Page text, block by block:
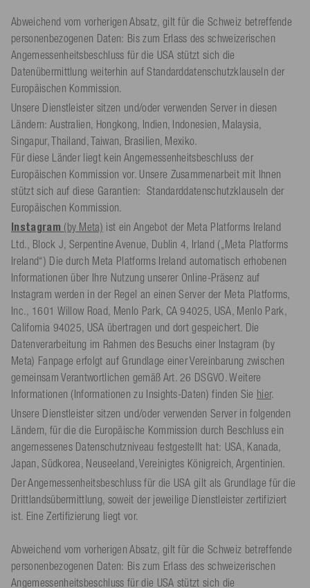
Abweichend vom vorherigen Absatz, gilt für die Schweiz betreffende
personenbezogenen Daten: Bis zum Erlass des schweizerischen
Angemessenheitsbeschluss für die USA stützt sich die
Datenübermittlung weiterhin auf Standarddatenschutzklauseln der
Europäischen Kommission.
Unsere Dienstleister sitzen und/oder verwenden Server in diesen
Ländern: Australien, Hongkong, Indien, Indonesien, Malaysia,
Singapur, Thailand, Taiwan, Brasilien, Mexiko.
Für diese Länder liegt kein Angemessenheitsbeschluss der
Europäischen Kommission vor. Unsere Zusammenarbeit mit Ihnen
stützt sich auf diese Garantien: Standarddatenschutzklauseln der
Europäischen Kommission.
Instagram (by Meta) ist ein Angebot der Meta Platforms Ireland
Ltd., Block J, Serpentine Avenue, Dublin 4, Irland („Meta Platforms
Ireland“) Die durch Meta Platforms Ireland automatisch erhobenen
Informationen über Ihre Nutzung unserer Online-Präsenz auf
Instagram werden in der Regel an einen Server der Meta Platforms,
Inc., 1601 Willow Road, Menlo Park, CA 94025, USA, Menlo Park,
California 94025, USA übertragen und dort gespeichert. Die
Datenverarbeitung im Rahmen des Besuchs einer Instagram (by
Meta) Fanpage erfolgt auf Grundlage einer Vereinbarung zwischen
gemeinsam Verantwortlichen gemäß Art. 26 DSGVO. Weitere
Informationen (Informationen zu Insights-Daten) finden Sie hier.
Unsere Dienstleister sitzen und/oder verwenden Server in folgenden
Ländern, für die die Europäische Kommission durch Beschluss ein
angemessenes Datenschutzniveau festgestellt hat: USA, Kanada,
Japan, Südkorea, Neuseeland, Vereinigtes Königreich, Argentinien.
Der Angemessenheitsbeschluss für die USA gilt als Grundlage für die
Drittlandsübermittlung, soweit der jeweilige Dienstleister zertifiziert
ist. Eine Zertifizierung liegt vor.
Abweichend vom vorherigen Absatz, gilt für die Schweiz betreffende
personenbezogenen Daten: Bis zum Erlass des schweizerischen
Angemessenheitsbeschluss für die USA stützt sich die